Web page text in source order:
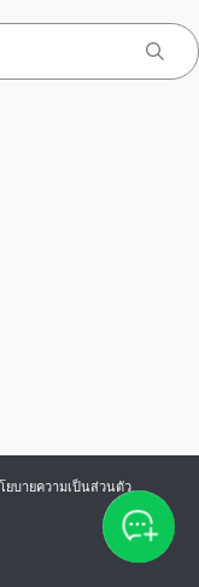
ยบายความเป็นส่วนตัว